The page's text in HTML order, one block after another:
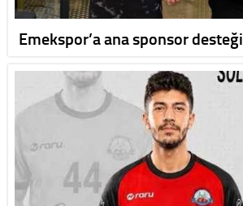
Emekspor’a ana sponsor desteği